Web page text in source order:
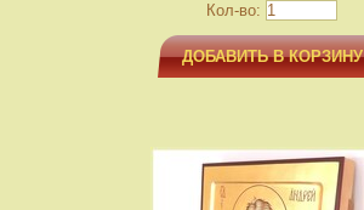
Кол-во:
ДОБАВИТЬ В КОРЗИНУ